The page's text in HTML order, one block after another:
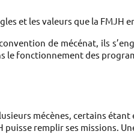
et les valeurs que la FMJH
de mécénat, ils
le fonctionnement des
mécènes, certains
remplir ses missions.